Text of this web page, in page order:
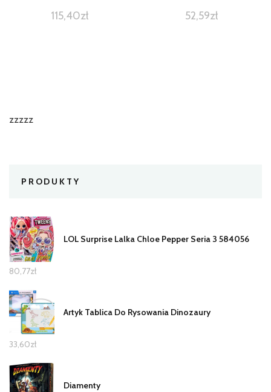
115,40zł 52,59zł
zzzzz
PRODUKTY
LOL Surprise Lalka Chloe Pepper Seria 3 584056
80,77zł
Artyk Tablica Do Rysowania Dinozaury
33,60zł
Diamenty